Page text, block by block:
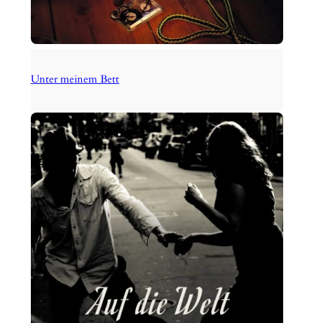
Unter meinem Bett